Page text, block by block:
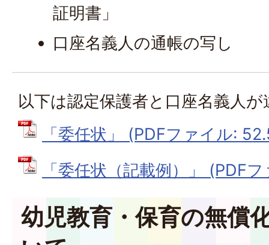
証明書」
口座名義人の通帳の写し
以下は認定保護者と口座名義人
「委任状」 (PDFファイル:
「委任状（記載例）」 (PDF
幼児教育・保育の無償